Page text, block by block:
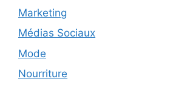
Marketing
Médias Sociaux
Mode
Nourriture